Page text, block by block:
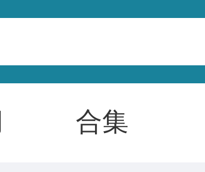
合集